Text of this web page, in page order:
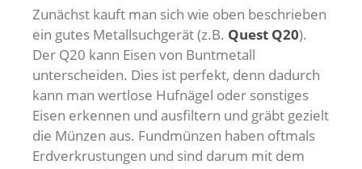
Zunächst kauft man sich wie oben beschrieben
ein gutes Metallsuchgerät (z.B. Quest Q20).
Der Q20 kann Eisen von Buntmetall
unterscheiden. Dies ist perfekt, denn dadurch
kann man wertlose Hufnägel oder sonstiges
Eisen erkennen und ausfiltern und gräbt gezielt
die Münzen aus. Fundmünzen haben oftmals
Erdverkrustungen und sind darum mit dem